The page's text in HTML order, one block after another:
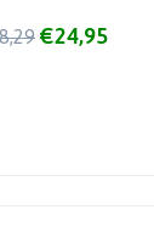
€24,95